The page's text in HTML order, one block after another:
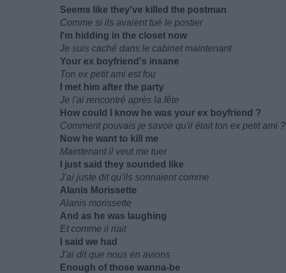
Seems like they've killed the postman
Comme si ils avaient tué le postier
I'm hidding in the closet now
Je suis caché dans le cabinet maintenant
Your ex boyfriend's insane
Ton ex petit ami est fou
I met him after the party
Je l'ai rencontré après la fête
How could I know he was your ex boyfriend ?
Comment pouvais je savoir qu'il était ton ex petit ami ?
Now he want to kill me
Maintenant il veut me tuer
I just said they sounded like
J'ai juste dit qu'ils sonnaient comme
Alanis Morissette
Alanis morissette
And as he was laughing
Et comme il riait
I said we had
J'ai dit que nous en avions
Enough of those wanna-be